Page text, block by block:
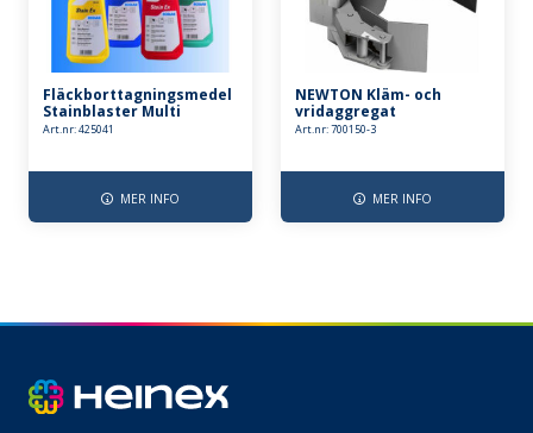
Fläckborttagningsmedel
Stainblaster Multi
Purpose
Art.nr: 425041
MER INFO
NEWTON Kläm- och
vridaggregat
Art.nr: 700150-3
MER INFO